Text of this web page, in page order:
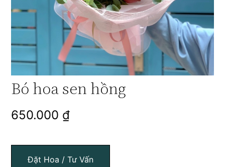
Bó hoa sen hồng
650.000 ₫
Đặt Hoa / Tư Vấn